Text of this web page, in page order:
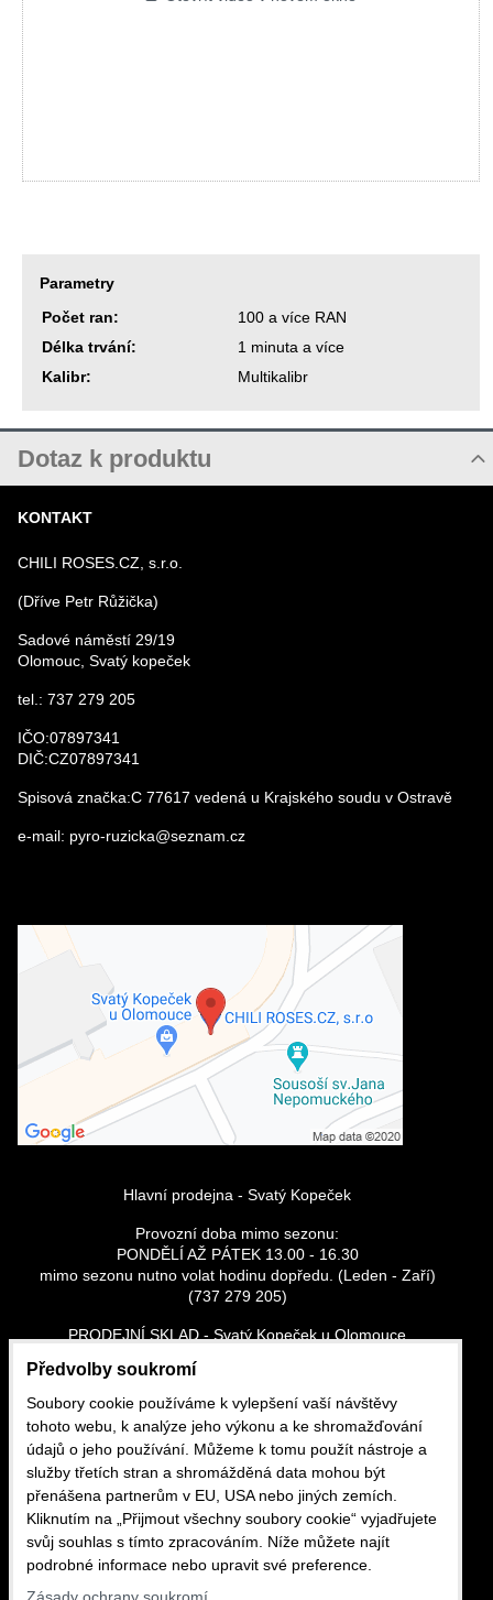
Parametry
Počet ran:
100 a více RAN
Délka trvání:
1 minuta a více
Kalibr:
Multikalibr
Dotaz k produktu
JMÉNO
VÁŠ E-MAIL
VÁŠ DOTAZ K PRODUKTU
KONTAKT
CHILI ROSES.CZ, s.r.o.
(Dříve Petr Růžička)
Sadové náměstí 29/19
Olomouc, Svatý kopeček
tel.: 737 279 205
IČO:07897341
DIČ:CZ07897341
Spisová značka:C 77617 vedená u Krajského soudu v Ostravě
e-mail: pyro-ruzicka@seznam.cz
Externí obsah je blokován Volbami
soukromí
Přejete si načíst externí obsah?
Povolit a zapamatovat - souhlas s
druhem cookie: Funkční
Hlavní prodejna - Svatý Kopeček
Provozní doba mimo sezonu:
PONDĚLÍ AŽ PÁTEK 13.00 - 16.30
mimo sezonu nutno volat hodinu dopředu. (Leden - Zaří)
(737 279 205)
PRODEJNÍ SKLAD - Svatý Kopeček u Olomouce
Po - Pá: 13:00 - 16:30
So - Ne: dle tel. domluvy - (737 279 205)
CHILI ROSES.CZ, s.r.o. (Dříve Petr Růžička)
Sadové náměstí 29/19
Olomouc, Svatý kopeček
tel.: 737 279 205 e-mail: pyro-ruzicka@seznam.cz
Předvolby soukromí
Soubory cookie používáme k vylepšení vaší návštěvy
tohoto webu, k analýze jeho výkonu a ke shromažďování
údajů o jeho používání. Můžeme k tomu použít nástroje a
služby třetích stran a shromážděná data mohou být
přenášena partnerům v EU, USA nebo jiných zemích.
Kliknutím na „Přijmout všechny soubory cookie“ vyjadřujete
svůj souhlas s tímto zpracováním. Níže můžete najít
podrobné informace nebo upravit své preference.